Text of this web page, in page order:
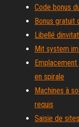
Code bonus
Bonus gratuit
Libellé
Mit system
en spirale
Machines à
requis
Saisie de